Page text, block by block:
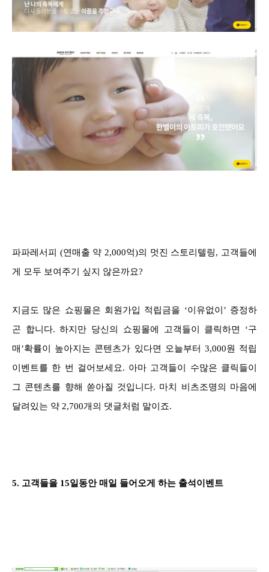
파파레서피 (연매출 약 2,000억)의 멋진 스토리텔링, 고객들에
게 모두 보여주기 싶지 않은까요?
지금도 많은 쇼핑몰은 회원가입 적립금을 ‘이유없이’ 증정하
곤 합니다. 하지만 당신의 쇼핑몰에 고객들이 클릭하면 ‘구
매’확률이 높아지는 콘텐츠가 있다면 오늘부터 3,000원 적립
이벤트를 한 번 걸어보세요. 아마 고객들이 수많은 클릭들이
그 콘텐츠를 향해 쏟아질 것입니다. 마치 비츠조명의 마음에
달려있는 약 2,700개의 댓글처럼 말이죠.
5. 고객들을 15일동안 매일 들어오게 하는 출석이벤트